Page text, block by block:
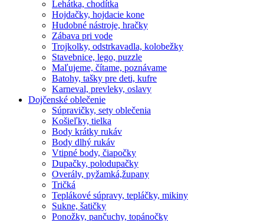
Lehátka, chodítka
Hojdačky, hojdacie kone
Hudobné nástroje, hračky
Zábava pri vode
Trojkolky, odstrkavadla, kolobežky
Stavebnice, lego, puzzle
Maľujeme, čítame, poznávame
Batohy, tašky pre deti, kufre
Karneval, prevleky, oslavy
Dojčenské oblečenie
Súpravičky, sety oblečenia
Košieľky, tielka
Body krátky rukáv
Body dlhý rukáv
Vtipné body, čiapočky
Dupačky, polodupačky
Overály, pyžamká,župany
Tričká
Teplákové súpravy, tepláčky, mikiny
Sukne, šatičky
Ponožky, pančuchy, topánočky